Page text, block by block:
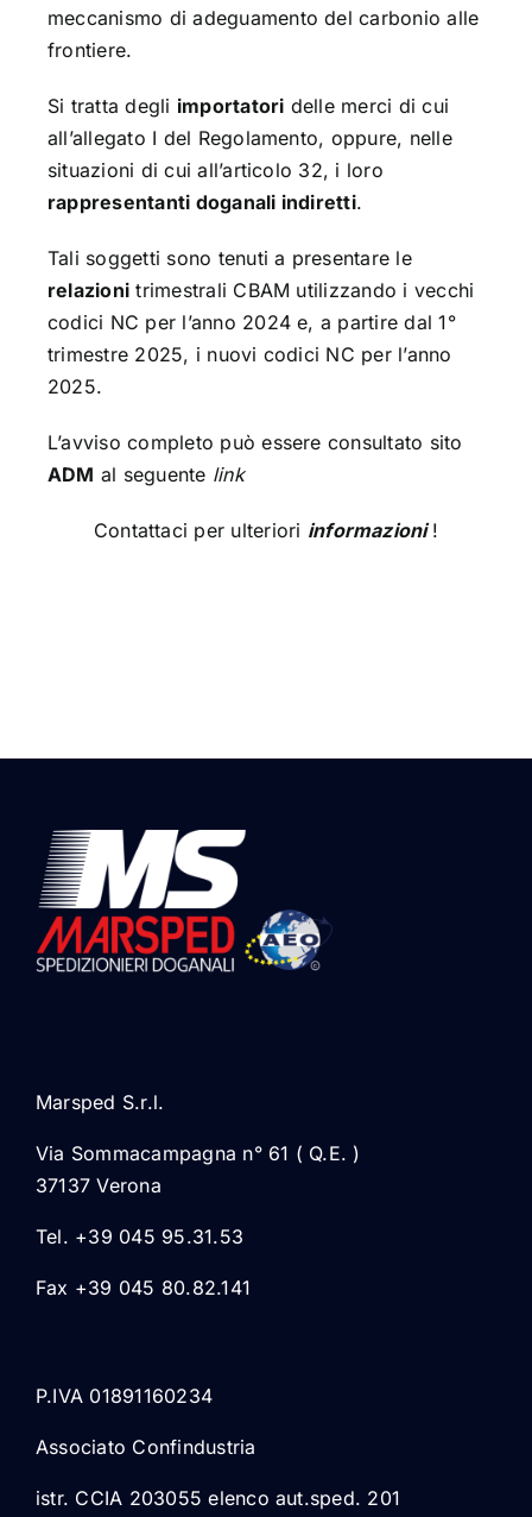
meccanismo di adeguamento del carbonio alle
frontiere.
Si tratta degli importatori delle merci di cui
all’allegato I del Regolamento, oppure, nelle
situazioni di cui all’articolo 32, i loro
rappresentanti doganali indiretti.
Tali soggetti sono tenuti a presentare le
relazioni trimestrali CBAM utilizzando i vecchi
codici NC per l’anno 2024 e, a partire dal 1°
trimestre 2025, i nuovi codici NC per l’anno
2025.
L’avviso completo può essere consultato sito
ADM al seguente link
Contattaci per ulteriori informazioni !
Marsped S.r.l.
Via Sommacampagna n° 61 ( Q.E. )
37137 Verona
Tel. +39 045 95.31.53
Fax +39 045 80.82.141
P.IVA 01891160234
Associato Confindustria
istr. CCIA 203055 elenco aut.sped. 201